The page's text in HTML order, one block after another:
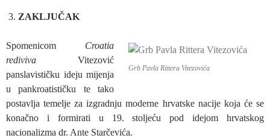
ZAKLJUČAK
Grb Pavla Rittera Vitezovića
Spomenicom Croatia
rediviva Vitezović
panslavističku ideju mijenja
u pankroatističku te tako
postavlja temelje za izgradnju moderne hrvatske nacije koja će se
konačno i formirati u 19. stoljeću pod idejom hrvatskog
nacionalizma dr. Ante Starčevića.